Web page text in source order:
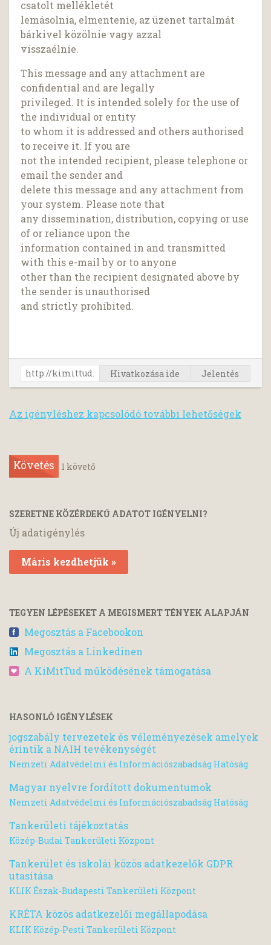
csatolt mellékletét
lemásolnia, elmentenie, az üzenet tartalmát
bárkivel közölnie vagy azzal
visszaélnie.
This message and any attachment are
confidential and are legally
privileged. It is intended solely for the use of
the individual or entity
to whom it is addressed and others authorised
to receive it. If you are
not the intended recipient, please telephone or
email the sender and
delete this message and any attachment from
your system. Please note that
any dissemination, distribution, copying or use
of or reliance upon the
information contained in and transmitted
with this e-mail by or to anyone
other than the recipient designated above by
the sender is unauthorised
and strictly prohibited.
Hivatkozása ide Jelentés
Az igényléshez kapcsolódó további lehetőségek
Követés 1 követő
SZERETNE KÖZÉRDEKŰ ADATOT IGÉNYELNI?
Új adatigénylés
Máris kezdhetjük »
TEGYEN LÉPÉSEKET A MEGISMERT TÉNYEK ALAPJÁN
Megosztás a Facebookon
Megosztás a Linkedinen
A KiMitTud működésének támogatása
HASONLÓ IGÉNYLÉSEK
jogszabály tervezetek és véleményezések amelyek
érintik a NAIH tevékenységét
Nemzeti Adatvédelmi és Információszabadság Hatóság
Magyar nyelvre fordított dokumentumok
Nemzeti Adatvédelmi és Információszabadság Hatóság
Tankerületi tájékoztatás
Közép-Budai Tankerületi Központ
Tankerület és iskolái közös adatkezelők GDPR
utasítása
KLIK Észak-Budapesti Tankerületi Központ
KRÉTA közös adatkezelői megállapodása
KLIK Közép-Pesti Tankerületi Központ